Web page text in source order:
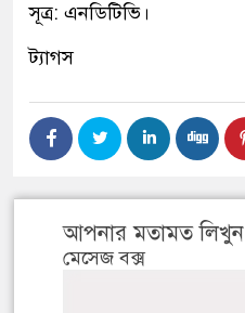
সূত্র: এনডিটিভি।
ট্যাগস
আপনার মতামত লিখুন
মেসেজ বক্স